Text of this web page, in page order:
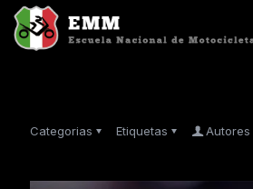
Categorias Etiquetas Autores